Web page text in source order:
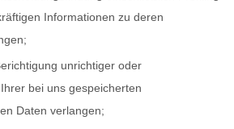
Informationen zu deren
unrichtiger oder
bei uns gespeicherten
Daten verlangen;